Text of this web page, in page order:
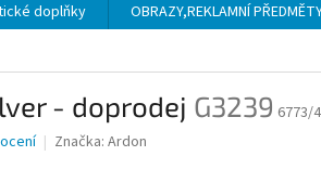
doplňky OBRAZY,REKLAMNÍ
- doprodej G3239 6773/
Značka: Ardon